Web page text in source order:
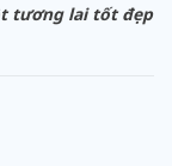
tương lai tốt đẹp